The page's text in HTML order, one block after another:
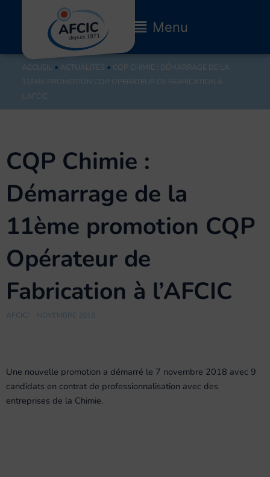
Main
Menu
Menu
ACCUEIL ● ACTUALITÉS ● CQP CHIMIE : DÉMARRAGE DE LA
11ÈME PROMOTION CQP OPÉRATEUR DE FABRICATION À
L’AFCIC
CQP Chimie :
Démarrage de la
11ème promotion CQP
Opérateur de
Fabrication à l’AFCIC
AFCIC/ NOVEMBRE 2018
Une nouvelle promotion a démarré le 7 novembre 2018 avec 9
candidats en contrat de professionnalisation avec des
entreprises de la Chimie.